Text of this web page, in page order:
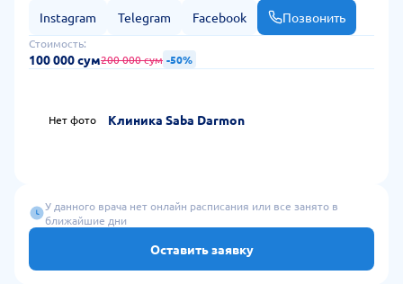
Instagram Telegram Facebook Позвонить
Стоимость:
100 000 сум200 000 сум -50%
Нет фото Клиника Saba Darmon
У данного врача нет онлайн расписания или все занято в
ближайшие дни
Оставить заявку